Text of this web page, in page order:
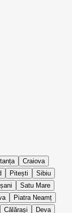
Craiova
Pitești
Sibiu
Satu Mare
Piatra Neamț
Călărași
Deva